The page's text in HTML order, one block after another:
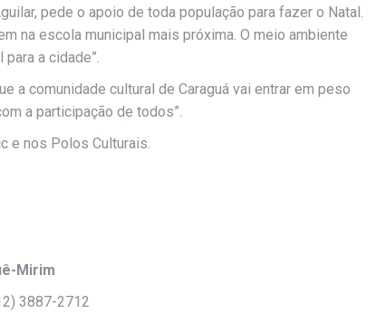
pede o apoio de toda população para fazer o Natal.
na escola municipal mais próxima. O meio ambiente
a cidade”.
a comunidade cultural de Caraguá vai entrar em peso
a participação de todos”.
e nos Polos Culturais.
Mirim
3887-2712